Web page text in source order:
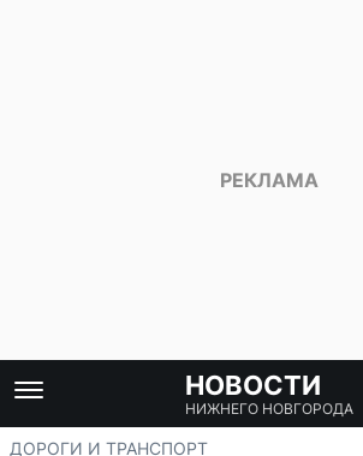
НОВОСТИ
НИЖНЕГО НОВГОРОДА
ДОРОГИ И ТРАНСПОРТ